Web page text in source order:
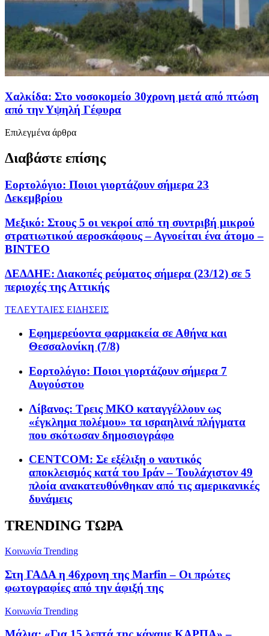
Χαλκίδα: Στο νοσοκομείο 30χρονη μετά από πτώση
από την Υψηλή Γέφυρα
Επιλεγμένα άρθρα
Διαβάστε επίσης
Εορτολόγιο: Ποιοι γιορτάζουν σήμερα 23
Δεκεμβρίου
Μεξικό: Στους 5 οι νεκροί από τη συντριβή μικρού
στρατιωτικού αεροσκάφους – Αγνοείται ένα άτομο –
ΒΙΝΤΕΟ
ΔΕΔΔΗΕ: Διακοπές ρεύματος σήμερα (23/12) σε 5
περιοχές της Αττικής
ΤΕΛΕΥΤΑΙΕΣ ΕΙΔΗΣΕΙΣ
Εφημερεύοντα φαρμακεία σε Αθήνα και
Θεσσαλονίκη (7/8)
Εορτολόγιο: Ποιοι γιορτάζουν σήμερα 7
Αυγούστου
Λίβανος: Τρεις ΜΚΟ καταγγέλλουν ως
«έγκλημα πολέμου» τα ισραηλινά πλήγματα
που σκότωσαν δημοσιογράφο
CENTCOM: Σε εξέλιξη ο ναυτικός
αποκλεισμός κατά του Ιράν – Τουλάχιστον 49
πλοία ανακατευθύνθηκαν από τις αμερικανικές
δυνάμεις
TRENDING ΤΩΡΑ
Κοινωνία Trending
Στη ΓΑΔΑ η 46χρονη της Marfin – Οι πρώτες
φωτογραφίες από την άφιξή της
Κοινωνία Trending